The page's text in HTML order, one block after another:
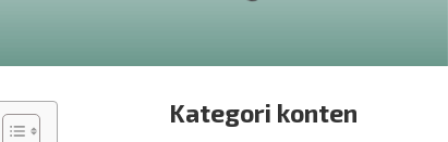
Kategori konten